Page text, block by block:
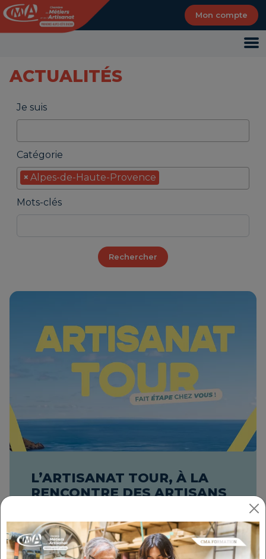
Mon compte
Je suis
Catégorie
× Alpes-de-Haute-Provence
Mots-clés
Rechercher
L’ARTISANAT TOUR, À LA
RENCONTRE DES ARTISANS
Découvrez l'Artisanat Tour de la CMA
Provence-Alpes-Côte d'Azur. 40 étapes de
Panneau de gestion des cookies